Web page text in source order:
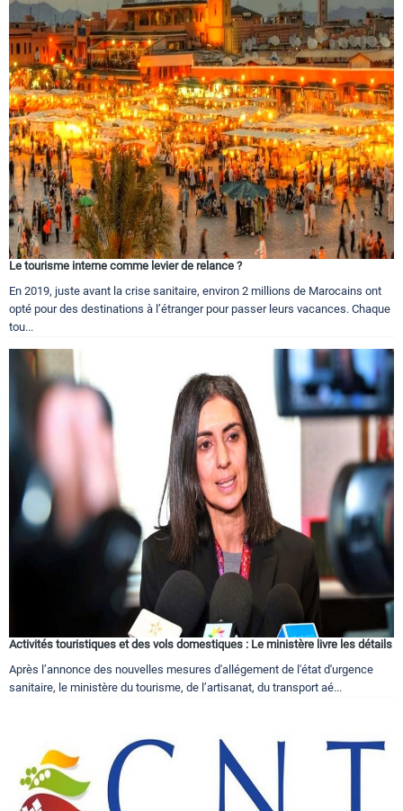
Le tourisme interne comme levier de relance ?
En 2019, juste avant la crise sanitaire, environ 2 millions de Marocains ont
opté pour des destinations à l’étranger pour passer leurs vacances. Chaque
tou...
Activités touristiques et des vols domestiques : Le ministère livre les détails
Après l’annonce des nouvelles mesures d'allégement de l'état d'urgence
sanitaire, le ministère du tourisme, de l’artisanat, du transport aé...